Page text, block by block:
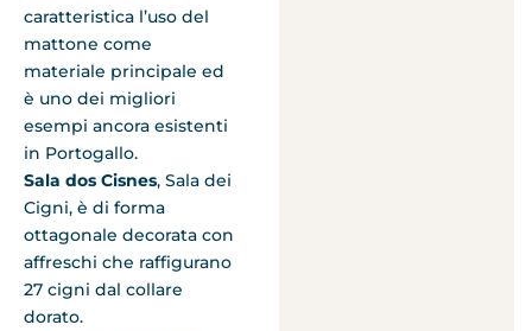
caratteristica l’uso del
mattone come
materiale principale ed
è uno dei migliori
esempi ancora esistenti
in Portogallo.
Sala dos Cisnes, Sala dei
Cigni, è di forma
ottagonale decorata con
affreschi che raffigurano
27 cigni dal collare
dorato.